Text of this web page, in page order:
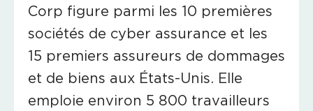
Corp figure parmi les 10 premières
sociétés de cyber assurance et les
15 premiers assureurs de dommages
et de biens aux États-Unis. Elle
emploie environ 5 800 travailleurs